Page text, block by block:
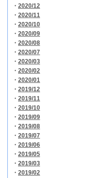
・ 2020/12
・ 2020/11
・ 2020/10
・ 2020/09
・ 2020/08
・ 2020/07
・ 2020/03
・ 2020/02
・ 2020/01
・ 2019/12
・ 2019/11
・ 2019/10
・ 2019/09
・ 2019/08
・ 2019/07
・ 2019/06
・ 2019/05
・ 2019/03
・ 2019/02